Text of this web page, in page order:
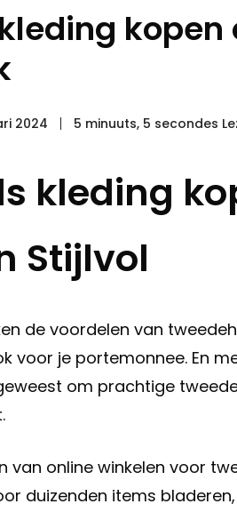
kopen
2024 5 minuuts, 5 secondes
kleding
Stijlvol
de voordelen van
voor je portemonnee. En
om prachtige
van online winkelen voor
duizenden items